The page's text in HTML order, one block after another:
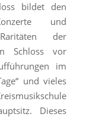
bildet den
und
der
Schloss vor
im
und vieles
Dieses